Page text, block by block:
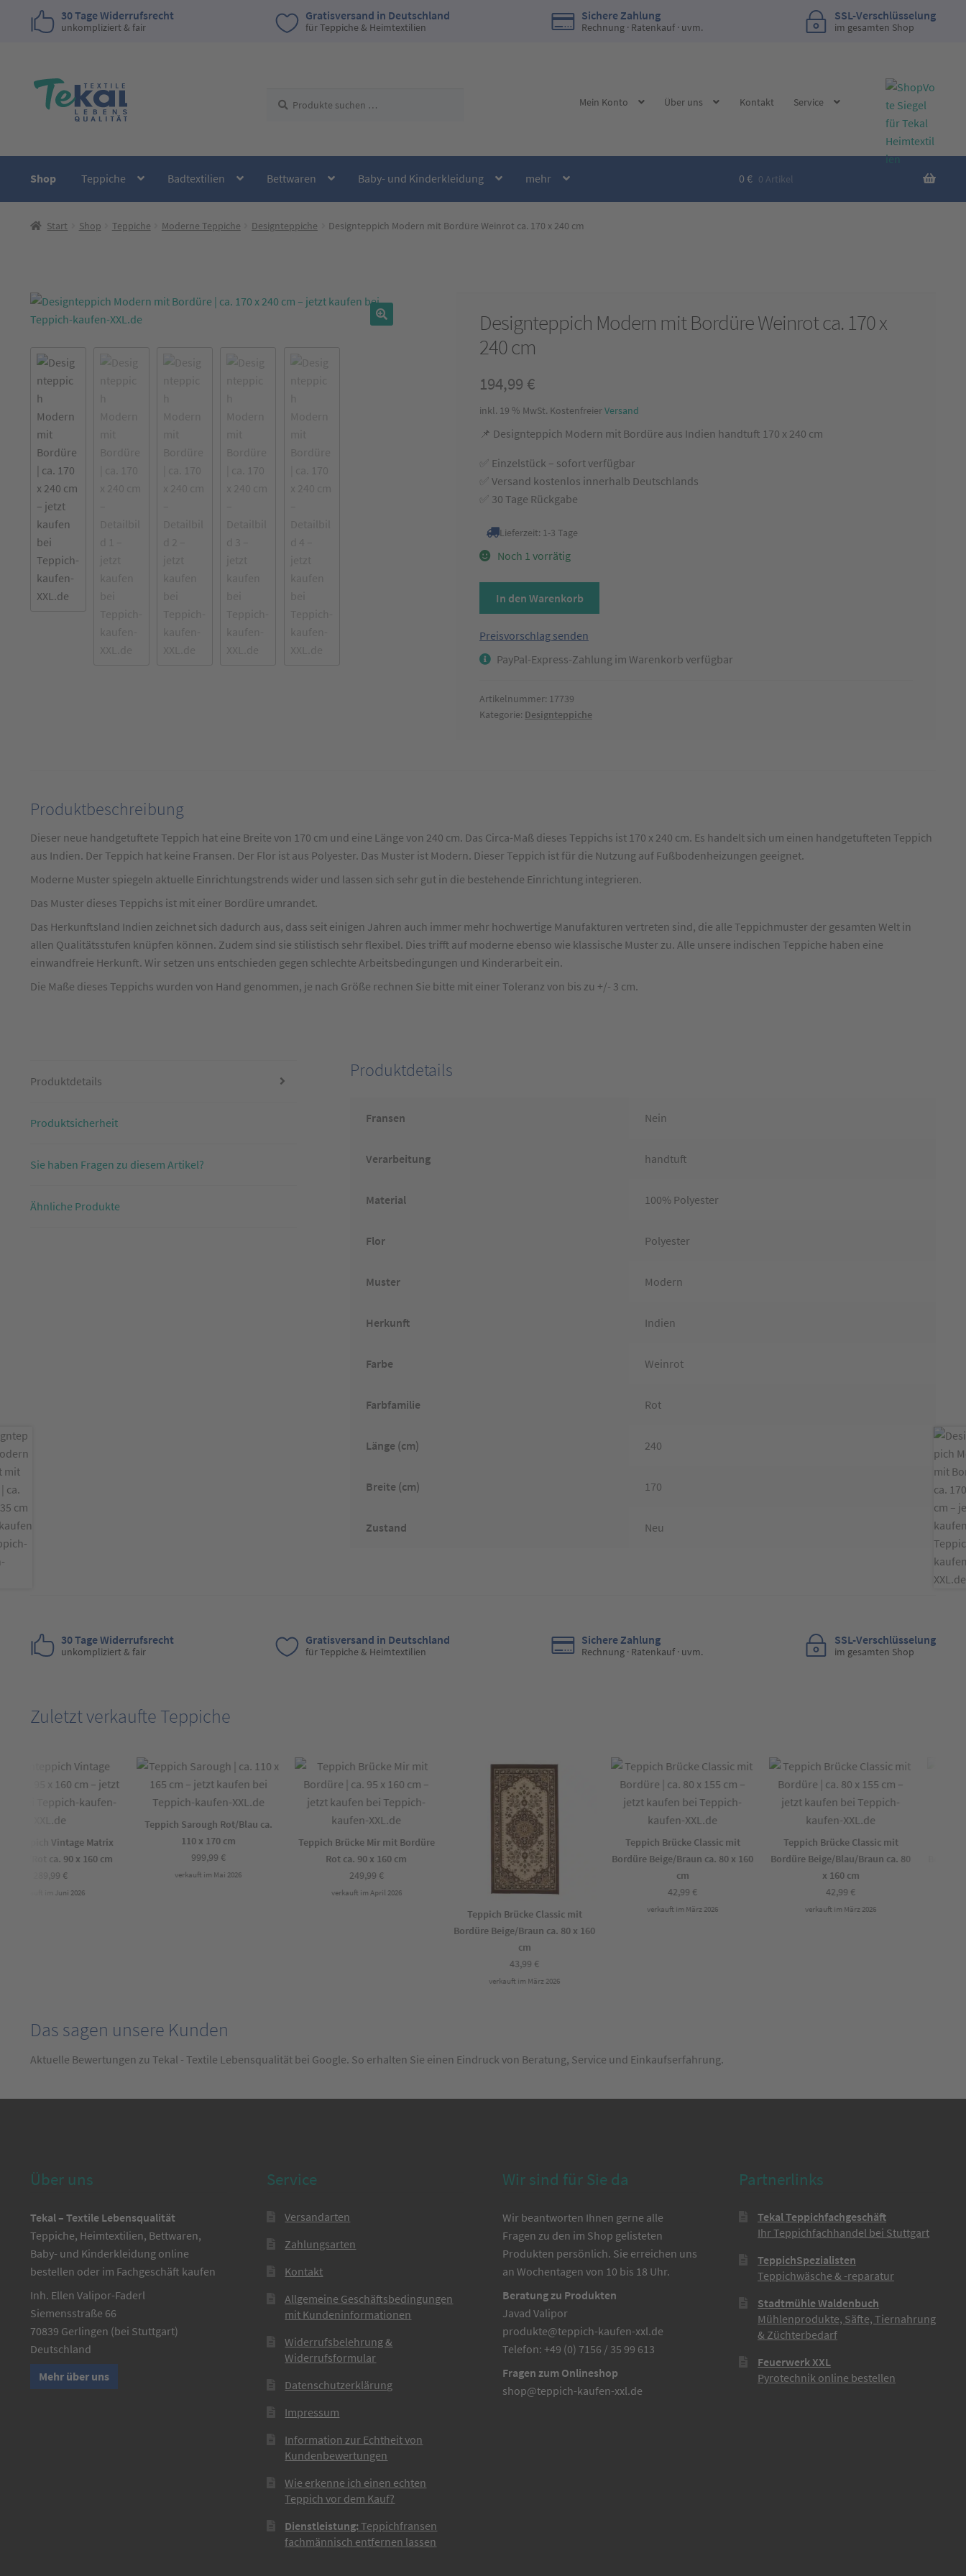
30 Tage Widerrufsrecht
unkompliziert & fair
Gratisversand in Deutschland
für Teppiche & Heimtextilien
Sichere Zahlung
Rechnung · Ratenkauf · uvm.
SSL-Verschlüsselung
im gesamten Shop
Zur
Navigation
Zum
Inhalt
nach:
Mein Konto Über uns Kontakt Service
Shop Teppiche Badtextilien Bettwaren Baby- und Kinderkleidung mehr 0€ 0 Artikel
Start Shop Teppiche Moderne Teppiche Designteppiche Designteppich Modern mit Bordüre Weinrot ca. 170 x 240 cm
Designteppich Modern mit Bordüre Weinrot ca. 170 x
240 cm
194,99 €
inkl. 19 % MwSt. KostenfreierVersand
📌 Designteppich Modern mit Bordüre aus Indien handtuft 170 x 240 cm
✅ Einzelstück – sofort verfügbar
✅ Versand kostenlos innerhalb Deutschlands
✅ 30 Tage Rückgabe
Lieferzeit: 1-3 Tage
Noch 1 vorrätig
Bordüre
Weinrot
170
x
In den Warenkorb
Preisvorschlag senden
PayPal-Express-Zahlung im Warenkorb verfügbar
Artikelnummer: 17739
Kategorie: Designteppiche
Produktbeschreibung
für
Designteppich
mit
Bordüre
Weinrot
ca.
170
x
Produktbeschreibung
Dieser neue handgetuftete Teppich hat eine Breite von 170 cm und eine Länge von 240 cm. Das Circa-Maß dieses Teppichs ist 170 x 240 cm. Es handelt sich um einen handgetufteten Teppich
aus Indien. Der Teppich hat keine Fransen. Der Flor ist aus Polyester. Das Muster ist Modern. Dieser Teppich ist für die Nutzung auf Fußbodenheizungen geeignet.
Moderne Muster spiegeln aktuelle Einrichtungstrends wider und lassen sich sehr gut in die bestehende Einrichtung integrieren.
Das Muster dieses Teppichs ist mit einer Bordüre umrandet.
Das Herkunftsland Indien zeichnet sich dadurch aus, dass seit einigen Jahren auch immer mehr hochwertige Manufakturen vertreten sind, die alle Teppichmuster der gesamten Welt in
allen Qualitätsstufen knüpfen können. Zudem sind sie stilistisch sehr flexibel. Dies trifft auf moderne ebenso wie klassische Muster zu. Alle unsere indischen Teppiche haben eine
einwandfreie Herkunft. Wir setzen uns entschieden gegen schlechte Arbeitsbedingungen und Kinderarbeit ein.
Die Maße dieses Teppichs wurden von Hand genommen, je nach Größe rechnen Sie bitte mit einer Toleranz von bis zu +/- 3 cm.
Produktdetails
Produktsicherheit
Sie haben Fragen zu diesem Artikel?
Ähnliche Produkte
Produktdetails
Fransen Nein
Verarbeitung handtuft
Material 100% Polyester
Flor Polyester
Muster Modern
Herkunft Indien
Farbe Weinrot
Farbfamilie Rot
Länge (cm) 240
Breite (cm) 170
Zustand Neu
30 Tage Widerrufsrecht
unkompliziert & fair
Gratisversand in Deutschland
für Teppiche & Heimtextilien
Sichere Zahlung
Rechnung · Ratenkauf · uvm.
SSL-Verschlüsselung
im gesamten Shop
Zuletzt verkaufte Teppiche
Vintage Matrix
Rot ca. 90 x 160 cm
289,99€
verkauft im Juni 2026
Teppich Sarough Rot/Blau ca.
110 x 170 cm
999,99€
verkauft im Mai 2026
Teppich Brücke Mir mit Bordüre
Rot ca. 90 x 160 cm
249,99€
verkauft im April 2026
Teppich Brücke Classic mit
Bordüre Beige/Braun ca. 80 x 160
cm
43,99€
verkauft im März 2026
Teppich Brücke Classic mit
Bordüre Beige/Braun ca. 80 x 160
cm
42,99€
verkauft im März 2026
Teppich Brücke Classic mit
Bordüre Beige/Blau/Braun ca. 80
x 160 cm
42,99€
verkauft im März 2026
Das sagen unsere Kunden
Aktuelle Bewertungen zu Tekal - Textile Lebensqualität bei Google. So erhalten Sie einen Eindruck von Beratung, Service und Einkaufserfahrung.
Über uns
Tekal – Textile Lebensqualität
Teppiche, Heimtextilien, Bettwaren,
Baby- und Kinderkleidung online
bestellen oder im Fachgeschäft kaufen
Inh. Ellen Valipor-Faderl
Siemensstraße 66
70839 Gerlingen (bei Stuttgart)
Deutschland
Mehr über uns
Service
Versandarten
Zahlungsarten
Kontakt
Allgemeine Geschäftsbedingungen
mit Kundeninformationen
Widerrufsbelehrung &
Widerrufsformular
Datenschutzerklärung
Impressum
Information zur Echtheit von
Kundenbewertungen
Wie erkenne ich einen echten
Teppich vor dem Kauf?
Dienstleistung: Teppichfransen
fachmännisch entfernen lassen
Wir sind für Sie da
Wir beantworten Ihnen gerne alle
Fragen zu den im Shop gelisteten
Produkten persönlich. Sie erreichen uns
an Wochentagen von 10 bis 18 Uhr.
Beratung zu Produkten
Javad Valipor
produkte@teppich-kaufen-xxl.de
Telefon: +49 (0) 7156 / 35 99 613
Fragen zum Onlineshop
shop@teppich-kaufen-xxl.de
Partnerlinks
Tekal Teppichfachgeschäft
Ihr Teppichfachhandel bei Stuttgart
TeppichSpezialisten
Teppichwäsche & -reparatur
Stadtmühle Waldenbuch
Mühlenprodukte, Säfte, Tiernahrung
& Züchterbedarf
Feuerwerk XXL
Pyrotechnik online bestellen